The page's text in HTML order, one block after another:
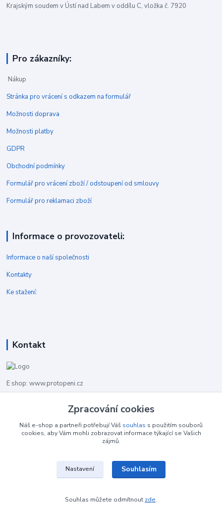
Krajským soudem v Ústí nad Labem v oddílu C, vložka č. 7920
Pro zákazníky:
Nákup
Stránka pro vrácení s odkazem na formulář
Možnosti doprava
Možnosti platby
GDPR
Obchodní podmínky
Formulář pro vrácení zboží / odstoupení od smlouvy
Formulář pro reklamaci zboží
Informace o provozovateli:
Informace o naší společnosti
Kontakty
Ke stažení:
Kontakt
E shop: www.protopeni.cz
+420 483 710 226
info@protopeni.cz
Zpracování cookies
Náš e-shop a partneři potřebují Váš souhlas s použitím souborů
cookies, aby Vám mohli zobrazovat informace týkající se Vašich
zájmů.
Nastavení Souhlasím
Souhlas můžete odmítnout zde.